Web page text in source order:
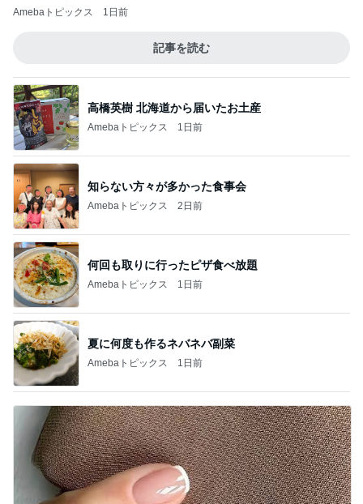
Amebaトピックス 1日前
記事を読む
高橋英樹 北海道から届いたお土産
Amebaトピックス 1日前
知らない方々が多かった食事会
Amebaトピックス 2日前
何回も取りに行ったピザ食べ放題
Amebaトピックス 1日前
夏に何度も作るネバネバ副菜
Amebaトピックス 1日前